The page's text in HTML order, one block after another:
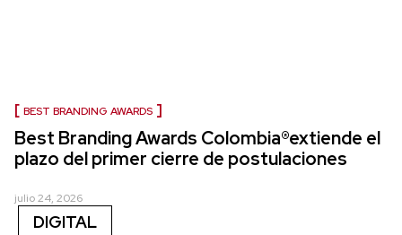
BEST BRANDING AWARDS
Best Branding Awards Colombia®extiende el
plazo del primer cierre de postulaciones
julio 24, 2026
DIGITAL